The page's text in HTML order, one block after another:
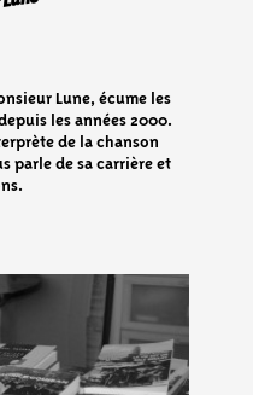
Lune, écume les
les années 2000.
de la chanson
parle de sa carrière et